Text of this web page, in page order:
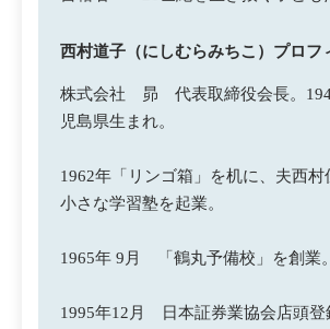
西村道子（にしむらみちこ）プロフ
株式会社 昴 代表取締役会長。
児島県生まれ。
1962年「リンゴ箱」を机に、夫西村
小さな学習塾を起業。
1965年 9月 「鶴丸予備校」を創業。
1995年12月 日本証券業協会店頭登